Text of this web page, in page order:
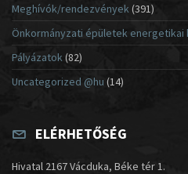
Meghívók/rendezvények (391)
Önkormányzati épületek
Pályázatok (82)
Uncategorized @hu (14)
ELÉRHETŐSÉG
Hivatal 2167 Vácduka, Béke tér 1.